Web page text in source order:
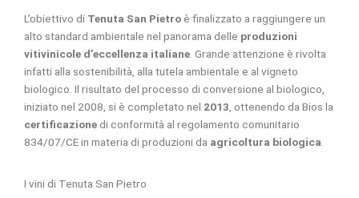
L’obiettivo di Tenuta San Pietroè finalizzato a raggiungere un
alto standard ambientale nel panorama delle produzioni
vitivinicole d’eccellenza italiane . Grande attenzione è rivolta
infatti alla sostenibilità, alla tutela ambientale e al vigneto
biologico. Il risultato del processo di conversione al biologico,
iniziato nel 2008, si è completato nel 2013 , ottenendo da Bios la
certificazionedi conformità al regolamento comunitario
834/07/CE in materia di produzioni da agricoltura biologica
I vini di Tenuta San Pietro